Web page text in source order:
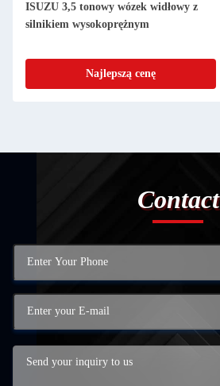
ISUZU 3,5 tonowy wózek widłowy z
silnikiem wysokoprężnym
Najlepszą cenę
Contact